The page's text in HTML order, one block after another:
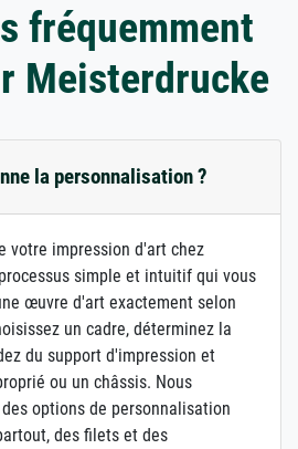
fréquemment
Meisterdrucke
la personnalisation ?
votre impression d'art chez
simple et intuitif qui vous
œuvre d'art exactement selon
un cadre, déterminez la
du support d'impression et
ou un châssis. Nous
options de personnalisation
des filets et des